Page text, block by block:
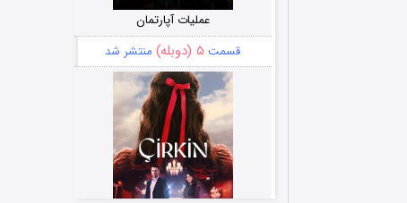
عملیات آپارتمان
قسمت ۵ (دوبله) منتشر شد